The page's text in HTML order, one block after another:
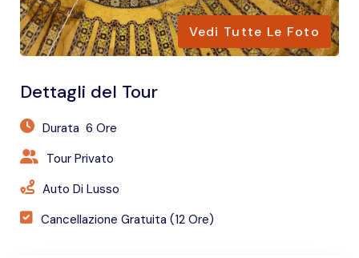
Vedi Tutte Le Foto
Dettagli del Tour
Durata 6 Ore
Tour Privato
Auto Di Lusso
Cancellazione Gratuita (12 Ore)